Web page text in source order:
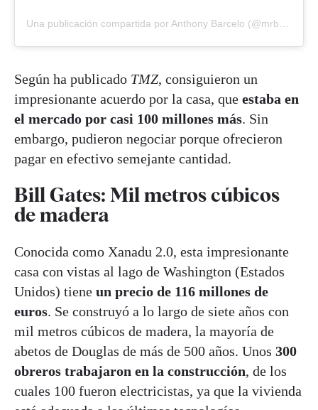
Una publicación compartida por Anthony Barcelo (@mrbarcelo)
Según ha publicado TMZ, consiguieron un
impresionante acuerdo por la casa, que estaba en
el mercado por casi 100 millones más. Sin
embargo, pudieron negociar porque ofrecieron
pagar en efectivo semejante cantidad.
Bill Gates: Mil metros cúbicos
de madera
Conocida como Xanadu 2.0, esta impresionante
casa con vistas al lago de Washington (Estados
Unidos) tiene un precio de 116 millones de
euros. Se construyó a lo largo de siete años con
mil metros cúbicos de madera, la mayoría de
abetos de Douglas de más de 500 años. Unos 300
obreros trabajaron en la construcción, de los
cuales 100 fueron electricistas, ya que la vivienda